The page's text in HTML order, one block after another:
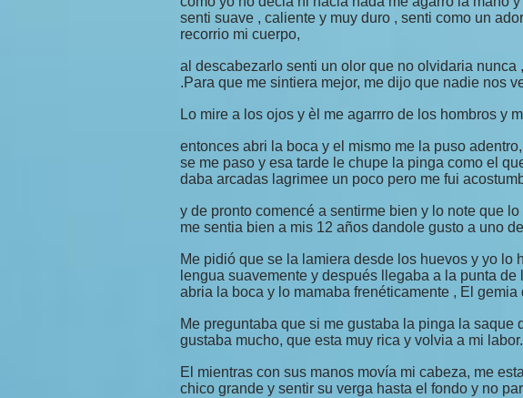
senti suave , caliente y muy duro , senti como un
recorrio mi cuerpo,
al descabezarlo senti un olor que no olvidaria
.Para que me sintiera mejor, me dijo que nadie nos
Lo mire a los ojos y èl me agarrro de los hombros y
entonces abri la boca y el mismo me la puso
se me paso y esa tarde le chupe la pinga como el
daba arcadas lagrimee un poco pero me fui
y de pronto comencé a sentirme bien y lo note que
me sentia bien a mis 12 años dandole gusto a uno
Me pidió que se la lamiera desde los huevos y yo lo
lengua suavemente y después llegaba a la punta
abria la boca y lo mamaba frenéticamente , El
Me preguntaba que si me gustaba la pinga la saque
gustaba mucho, que esta muy rica y volvia a mi labor.
El mientras con sus manos movía mi cabeza, me
chico grande y sentir su verga hasta el fondo y no